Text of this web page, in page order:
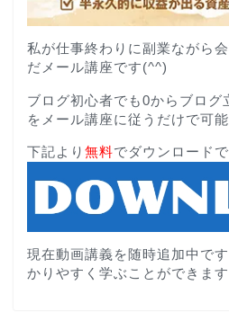
私が仕事終わりに副業ながら
だメール講座です(^^)
ブログ初心者でも0からブログ
をメール講座に従うだけで可
下記より 無料でダウンロード
現在動画講義を随時追加中で
かりやすく学ぶことができます